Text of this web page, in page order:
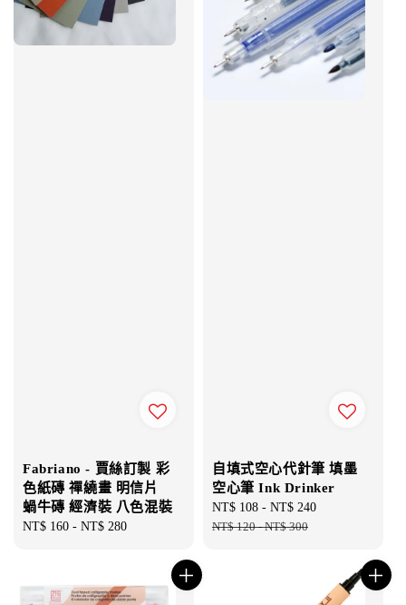
Fabriano - 賈絲訂製 彩
色紙磚 禪繞畫 明信片
蝸牛磚 經濟裝 八色混裝
Regular
NT$ 160 - NT$ 280
自填式空心代針筆 填墨
空心筆 Ink Drinker
Sale
price
NT$ 108 - NT$ 240
NT$ 120-NT$ 300